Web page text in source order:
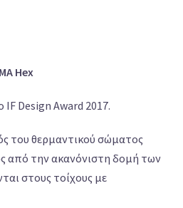
Hex
Design Award 2017.
του θερμαντικού σώματος
από την ακανόνιστη δομή των
στους τοίχους με